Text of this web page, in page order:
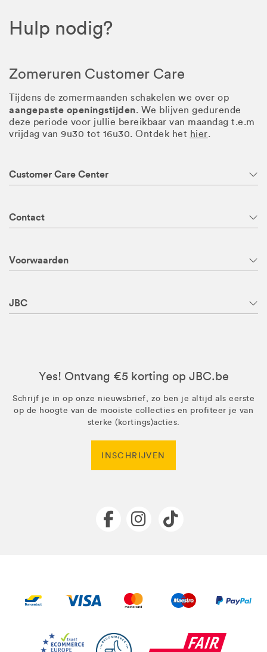
Hulp nodig?
Zomeruren Customer Care
Tijdens de zomermaanden schakelen we over op
aangepaste openingstijden. We blijven gedurende
deze periode voor jullie bereikbaar van maandag t.e.m
vrijdag van 9u30 tot 16u30. Ontdek het hier.
Customer Care Center
Contact
Voorwaarden
JBC
Yes! Ontvang €5 korting op JBC.be
Schrijf je in op onze nieuwsbrief, zo ben je altijd als eerste
op de hoogte van de mooiste collecties en profiteer je van
sterke (kortings)acties.
INSCHRIJVEN